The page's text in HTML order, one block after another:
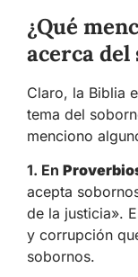
¿Qué
acerca del
Claro, la Biblia
tema del
menciono
1. En
acepta
de la justicia».
y corrupción
sobornos.